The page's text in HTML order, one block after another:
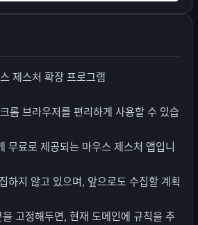
제스처 확장 프로그램
롬 브라우저를 편리하게 사용할 수 있습
무료로 제공되는 마우스 제스처 앱입니
하지 않고 있으며, 앞으로도 수집할 계획
고정해두면, 현재 도메인에 규칙을 추